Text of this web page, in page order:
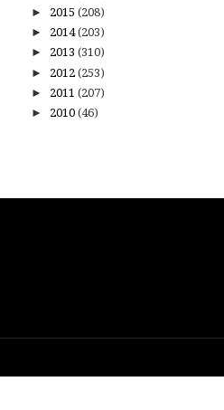
► 2015 (208)
► 2014(203)
► 2013 (310)
► 2012 (253)
► 2011 (207)
► 2010 (46)